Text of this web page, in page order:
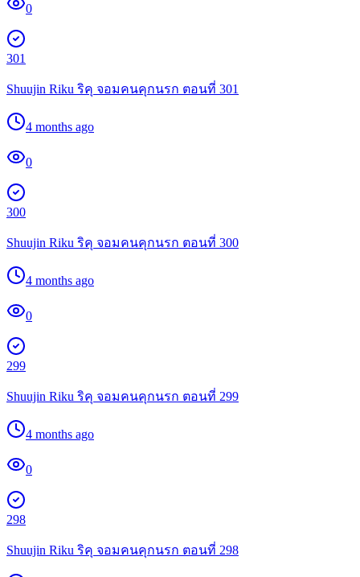
0
301
Shuujin Riku ริคุ จอมคนคุกนรก ตอนที่ 301
4 months ago
0
300
Shuujin Riku ริคุ จอมคนคุกนรก ตอนที่ 300
4 months ago
0
299
Shuujin Riku ริคุ จอมคนคุกนรก ตอนที่ 299
4 months ago
0
298
Shuujin Riku ริคุ จอมคนคุกนรก ตอนที่ 298